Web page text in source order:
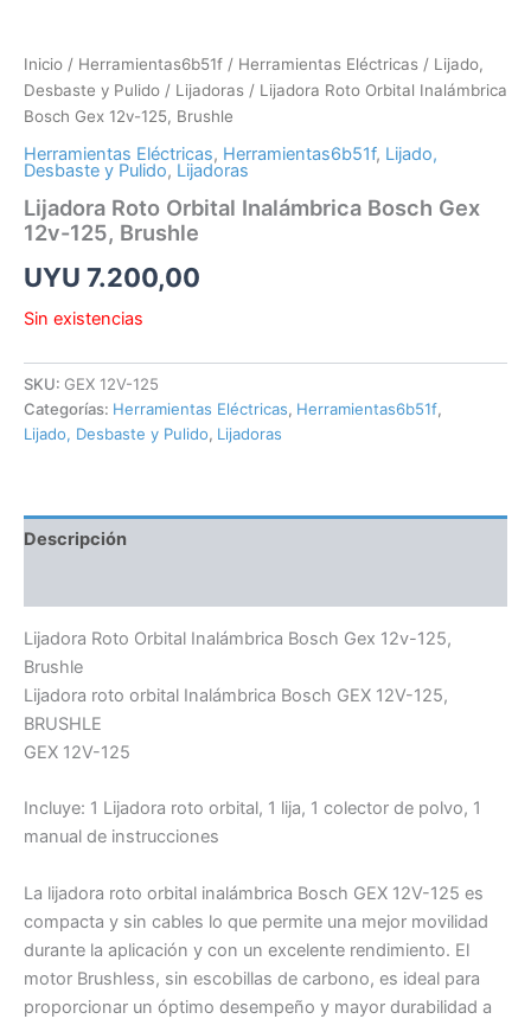
Inicio / Herramientas6b51f / Herramientas Eléctricas / Lijado,
Desbaste y Pulido / Lijadoras / Lijadora Roto Orbital Inalámbrica
Bosch Gex 12v-125, Brushle
Herramientas Eléctricas, Herramientas6b51f, Lijado,
Desbaste y Pulido, Lijadoras
Lijadora Roto Orbital Inalámbrica Bosch Gex
12v-125, Brushle
UYU 7.200,00
Sin existencias
SKU: GEX 12V-125
Categorías: Herramientas Eléctricas, Herramientas6b51f,
Lijado, Desbaste y Pulido, Lijadoras
Descripción
Lijadora Roto Orbital Inalámbrica Bosch Gex 12v-125,
Brushle
Lijadora roto orbital Inalámbrica Bosch GEX 12V-125,
BRUSHLE
GEX 12V-125
Incluye: 1 Lijadora roto orbital, 1 lija, 1 colector de polvo, 1
manual de instrucciones
La lijadora roto orbital inalámbrica Bosch GEX 12V-125 es
compacta y sin cables lo que permite una mejor movilidad
durante la aplicación y con un excelente rendimiento. El
motor Brushless, sin escobillas de carbono, es ideal para
proporcionar un óptimo desempeño y mayor durabilidad a